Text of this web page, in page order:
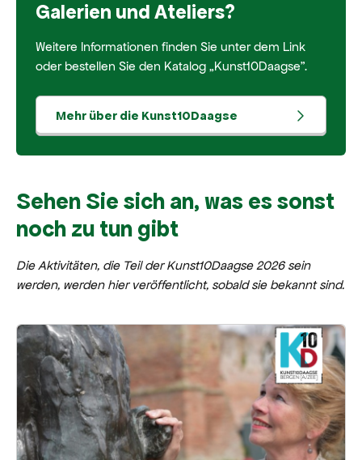
Galerien und Ateliers?
Weitere Informationen finden Sie unter dem Link
oder bestellen Sie den Katalog „Kunst10Daagse”.
Mehr über die Kunst10Daagse
Sehen Sie sich an, was es sonst
noch zu tun gibt
Die Aktivitäten, die Teil der Kunst10Daagse 2026 sein
werden, werden hier veröffentlicht, sobald sie bekannt sind.